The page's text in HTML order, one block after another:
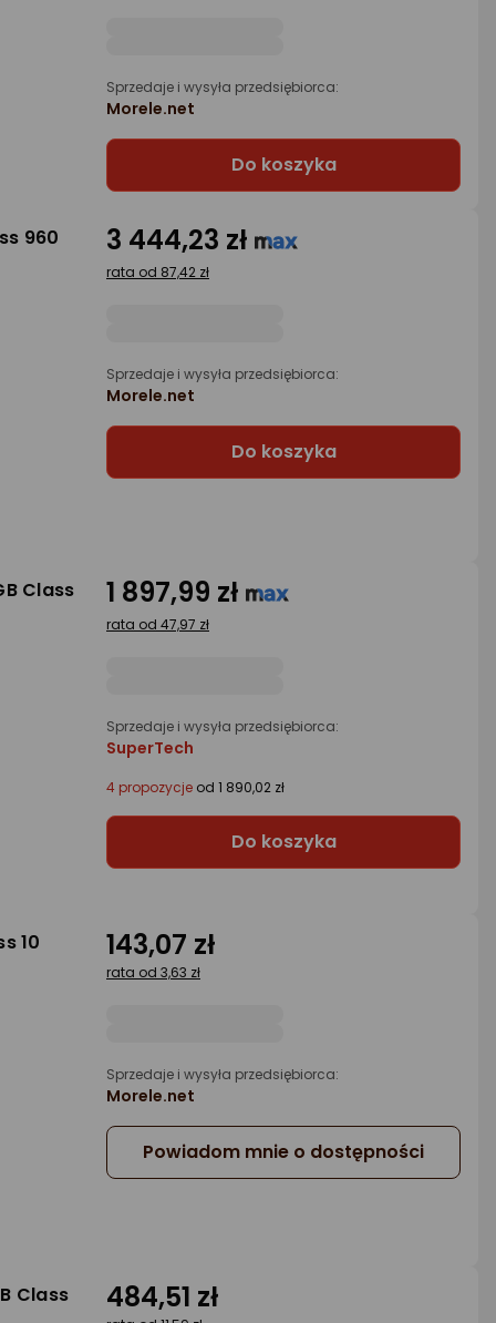
Sprzedaje i wysyła przedsiębiorca:
Morele.net
Do koszyka
960 3 444,23 zł
rata od 87,42 zł
Sprzedaje i wysyła przedsiębiorca:
Morele.net
Do koszyka
Class 1 897,99 zł
rata od 47,97 zł
Sprzedaje i wysyła przedsiębiorca:
SuperTech
4 propozycje od 1 890,02 zł
Do koszyka
10 143,07 zł
rata od 3,63 zł
Sprzedaje i wysyła przedsiębiorca:
Morele.net
Powiadom mnie o dostępności
Class 484,51 zł